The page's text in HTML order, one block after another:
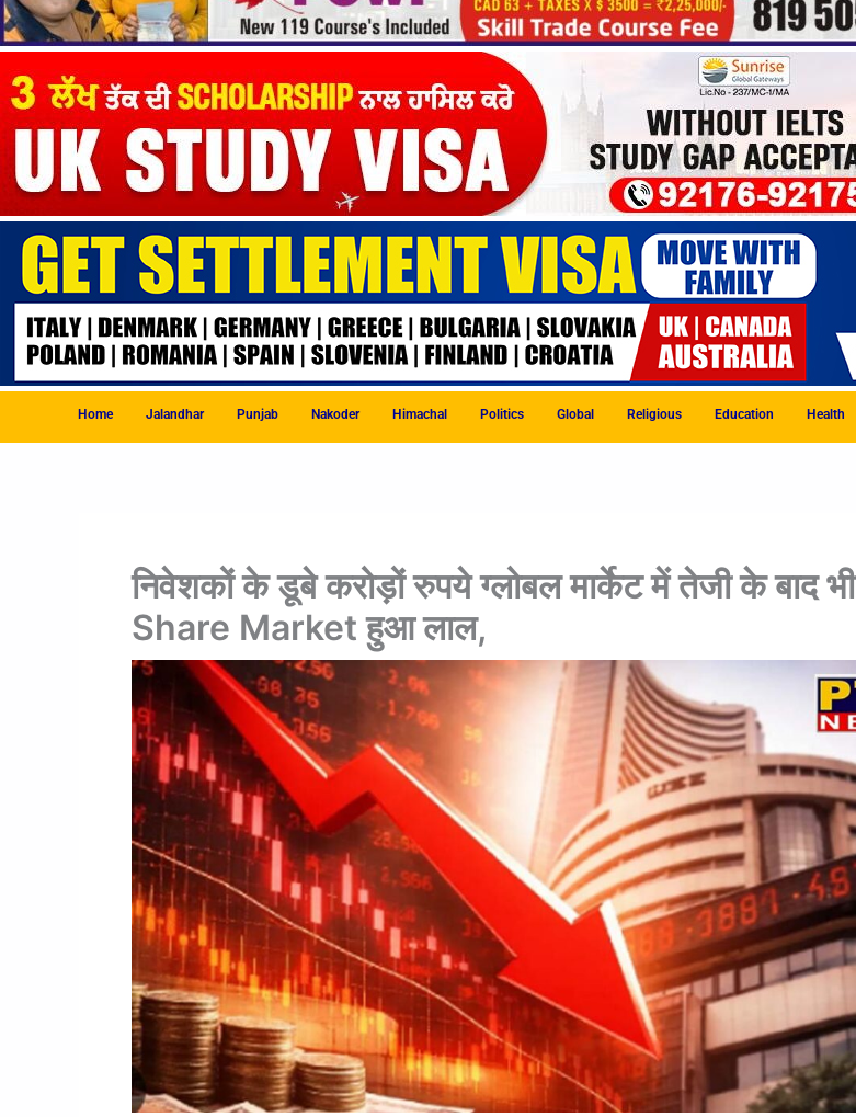
Home Jalandhar Punjab Nakoder Himachal Politics Global Religious Education Health
निवेशकों के डूबे करोड़ों रुपये ग्लोबल मार्केट में तेजी के बाद भी
Share Market हुआ लाल,